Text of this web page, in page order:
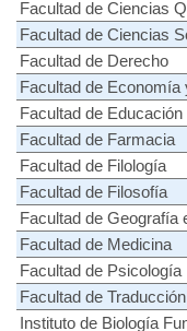
Facultad de Ciencias
Facultad de Ciencias
Facultad de Derecho
Facultad de Economía
Facultad de Educación
Facultad de Farmacia
Facultad de Filología
Facultad de Filosofía
Facultad de Geografía
Facultad de Medicina
Facultad de Psicología
Facultad de
Instituto de Biología